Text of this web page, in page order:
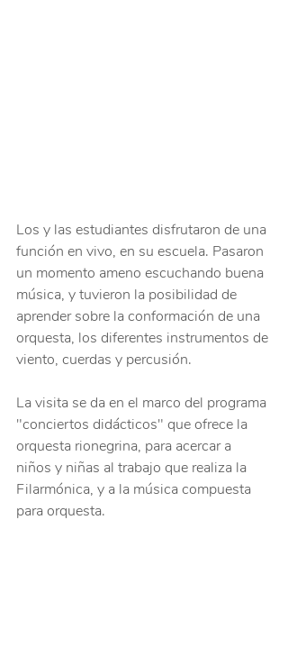
Los y las estudiantes disfrutaron de una
función en vivo, en su escuela. Pasaron
un momento ameno escuchando buena
música, y tuvieron la posibilidad de
aprender sobre la conformación de una
orquesta, los diferentes instrumentos de
viento, cuerdas y percusión.
La visita se da en el marco del programa
"conciertos didácticos" que ofrece la
orquesta rionegrina, para acercar a
niños y niñas al trabajo que realiza la
Filarmónica, y a la música compuesta
para orquesta.